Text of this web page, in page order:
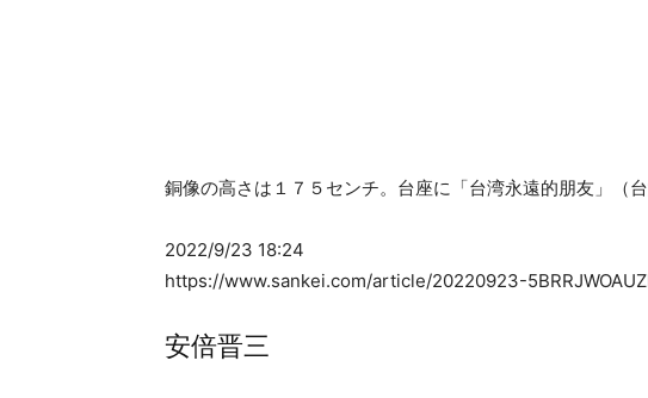
銅像の高さは１７５センチ。台座に「台湾永遠的朋友」（
2022/9/23 18:24
https://www.sankei.com/article/20220923-
安倍晋三